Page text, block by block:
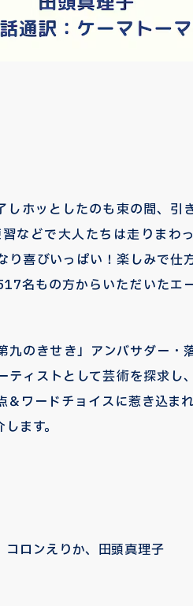
ホッとしたのも束の間、引
などで大人たちは走りまわ
り喜びいっぱい！楽しみで仕
名もの方からいただいたエ
のきせき」アンバサダー・
ティストとして芸術を探求し
＆ワードチョイスに惹き込ま
ます。
ロンえりか、田頭真理子